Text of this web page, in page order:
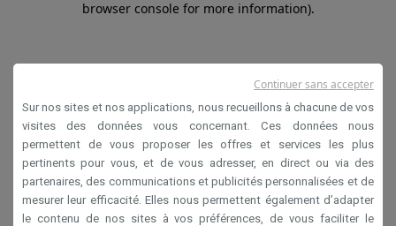
browser console for more information).
Sur nos sites et nos applications, nous recueillons à chacune de vos
visites des données vous concernant. Ces données nous
permettent de vous proposer les offres et services les plus
pertinents pour vous, et de vous adresser, en direct ou via des
partenaires, des communications et publicités personnalisées et de
mesurer leur efficacité. Elles nous permettent également d’adapter
le contenu de nos sites à vos préférences, de vous faciliter le
Continuer sans accepter